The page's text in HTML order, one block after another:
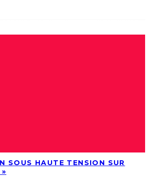
SOUS HAUTE TENSION SUR